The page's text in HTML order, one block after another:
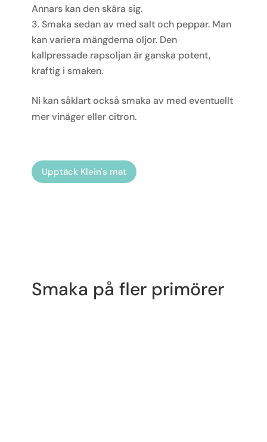
Annars kan den skära sig.
Smaka sedan av med salt och peppar. Man
kan variera mängderna oljor. Den
kallpressade rapsoljan är ganska potent,
kraftig i smaken.
Ni kan såklart också smaka av med eventuellt
mer vinäger eller citron.
Upptäck Klein's mat
Smaka på fler primörer